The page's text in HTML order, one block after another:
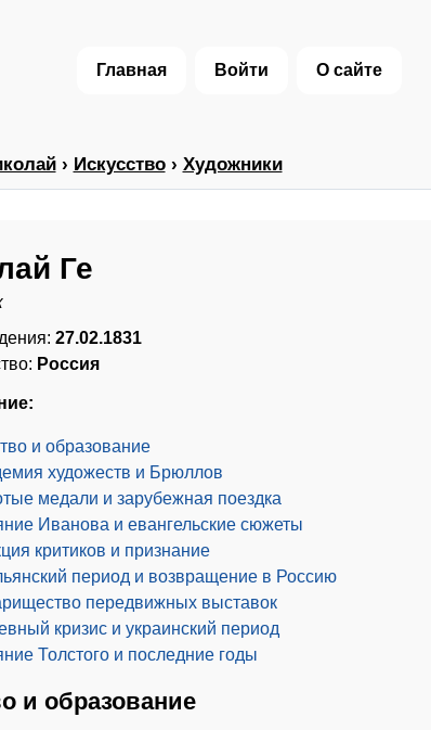
Главная Войти О сайте
› Искусство› Художники
Ге
27.02.1831
Россия
и образование
художеств и Брюллов
медали и зарубежная поездка
Иванова и евангельские сюжеты
критиков и признание
период и возвращение в Россию
передвижных выставок
кризис и украинский период
Толстого и последние годы
и образование